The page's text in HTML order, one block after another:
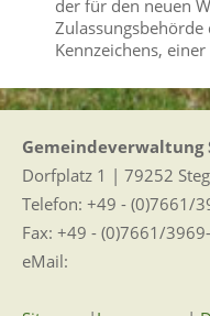
der für den neuen
Kennzeichens,
Gemeindeverwaltung
Dorfplatz 1 | 79252
Telefon: +49 - (0)7661/
Fax: +49 - (0)7661/
eMail: